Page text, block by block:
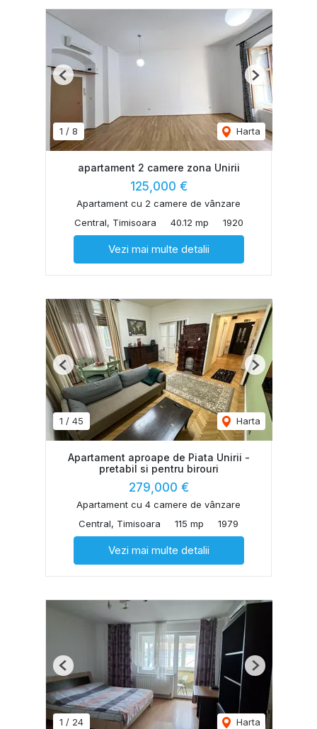
1 / 8 Harta
Previous Next
apartament 2 camere zona Unirii
125,000 €
Apartament cu 2 camere de vânzare
Central, Timisoara
40.12 mp 1920
Vezi mai multe detalii
1 / 45 Harta
Previous Next
Apartament aproape de Piata Unirii -
pretabil si pentru birouri
279,000 €
Apartament cu 4 camere de vânzare
Central, Timisoara
115 mp 1979
Vezi mai multe detalii
1 / 24 Harta
Previous Next